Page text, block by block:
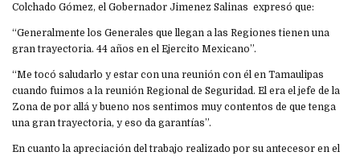
Colchado Gómez, el Gobernador Jimenez Salinas expresó que:
“Generalmente los Generales que llegan a las Regiones tienen una
gran trayectoria. 44 años en el Ejercito Mexicano”.
“Me tocó saludarlo y estar con una reunión con él en Tamaulipas
cuando fuimos a la reunión Regional de Seguridad. El era el jefe de la
Zona de por allá y bueno nos sentimos muy contentos de que tenga
una gran trayectoria, y eso da garantías”.
En cuanto la apreciación del trabajo realizado por su antecesor en el